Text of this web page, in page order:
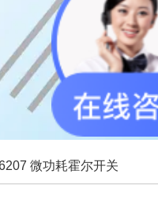
微功耗霍尔开关